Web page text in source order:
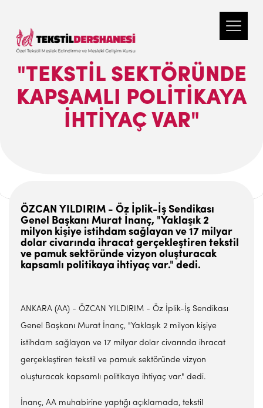
"TEKSTIL SEKTÖRÜNDE
KAPSAMLI POLITIKAYA
IHTIYAÇ VAR"
ÖZCAN YILDIRIM - Öz İplik-İş Sendikası
Genel Başkanı Murat İnanç, "Yaklaşık 2
milyon kişiye istihdam sağlayan ve 17 milyar
dolar civarında ihracat gerçekleştiren tekstil
ve pamuk sektöründe vizyon oluşturacak
kapsamlı politikaya ihtiyaç var." dedi.
ANKARA (AA) - ÖZCAN YILDIRIM - Öz İplik-İş Sendikası
Genel Başkanı Murat İnanç, "Yaklaşık 2 milyon kişiye
istihdam sağlayan ve 17 milyar dolar civarında ihracat
gerçekleştiren tekstil ve pamuk sektöründe vizyon
oluşturacak kapsamlı politikaya ihtiyaç var." dedi.
İnanç, AA muhabirine yaptığı açıklamada, tekstil